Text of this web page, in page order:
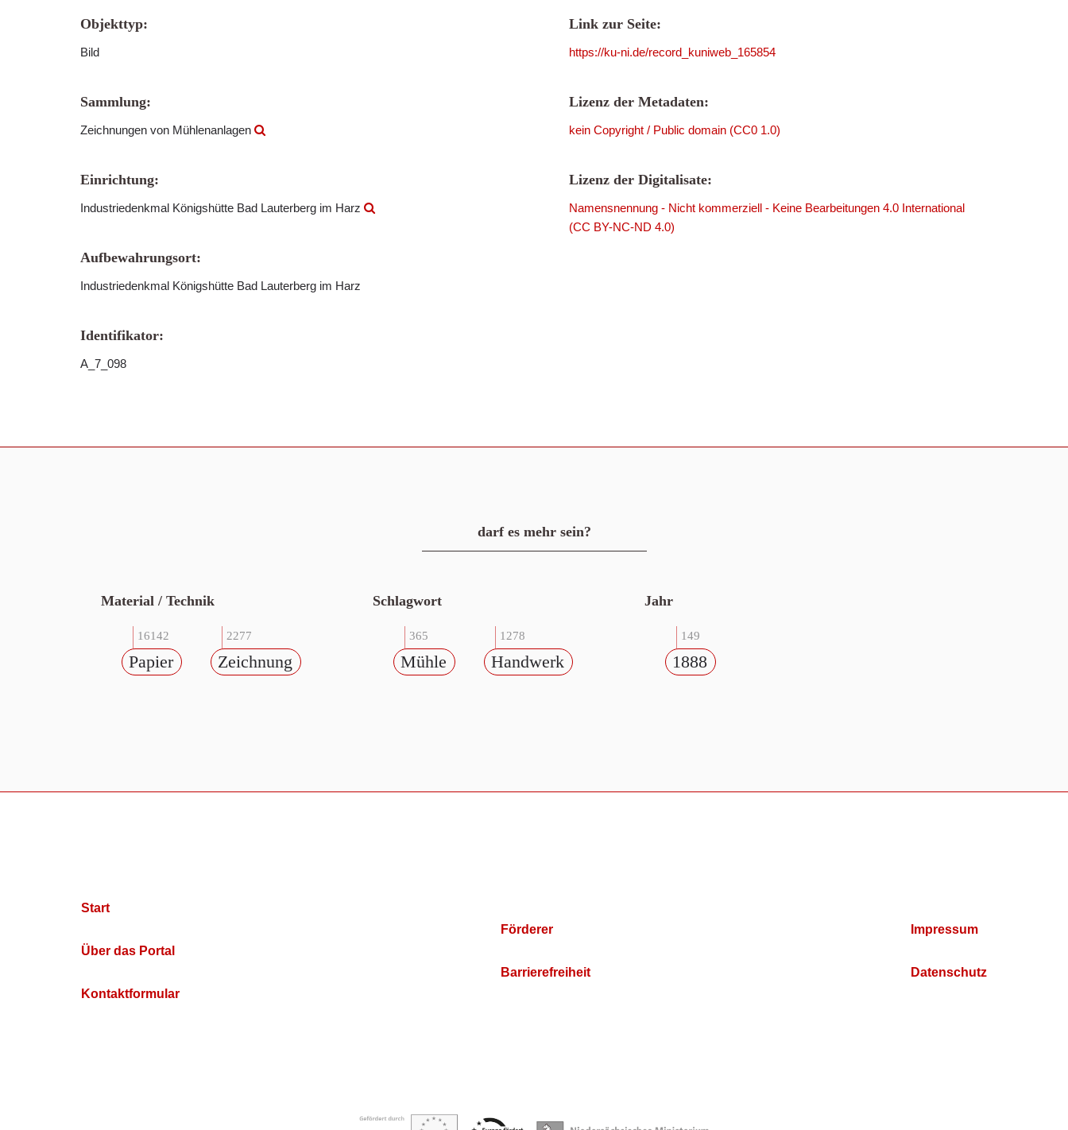
Objekttyp:
Bild
Sammlung:
Zeichnungen von Mühlenanlagen
Einrichtung:
Industriedenkmal Königshütte Bad Lauterberg im Harz
Aufbewahrungsort:
Industriedenkmal Königshütte Bad Lauterberg im Harz
Identifikator:
A_7_098
Link zur Seite:
https://ku-ni.de/record_kuniweb_165854
Lizenz der Metadaten:
kein Copyright / Public domain (CC0 1.0)
Lizenz der Digitalisate:
Namensnennung - Nicht kommerziell - Keine Bearbeitungen 4.0 International
(CC BY-NC-ND 4.0)
darf es mehr sein?
Material / Technik
16142
Papier
2277
Zeichnung
Schlagwort
365
Mühle
1278
Handwerk
Jahr
149
1888
Start
Über das Portal
Kontaktformular
Förderer
Barrierefreiheit
Impressum
Datenschutz